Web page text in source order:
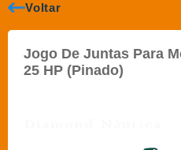
Voltar
Jogo De Juntas Para
25 HP (Pinado)